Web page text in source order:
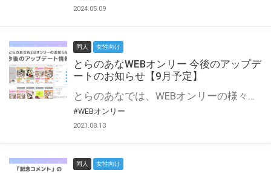
2024.05.09
同人 女性向け
とらのあなWEBオンリー 今後のアップデ
ートのお知らせ【9月予定】
とらのあなでは、WEBオンリーの様々な支援を実施しています。 今回は2021年9月に実装を予定しているアップデート情報についてご紹介いたします。 とらのあなWEBオンリーサイトはこちら
#WEBオンリー
2021.08.13
同人 女性向け